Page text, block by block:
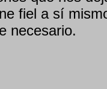
fiel a sí
necesario.